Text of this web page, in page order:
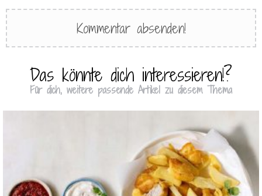
Das könnte dich interessieren!?
Für dich, weitere passende Artikel zu diesem Thema